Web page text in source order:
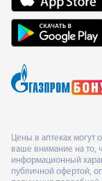
Цены в аптеках могут
ваше внимание на то,
информационный
публичной офертой,